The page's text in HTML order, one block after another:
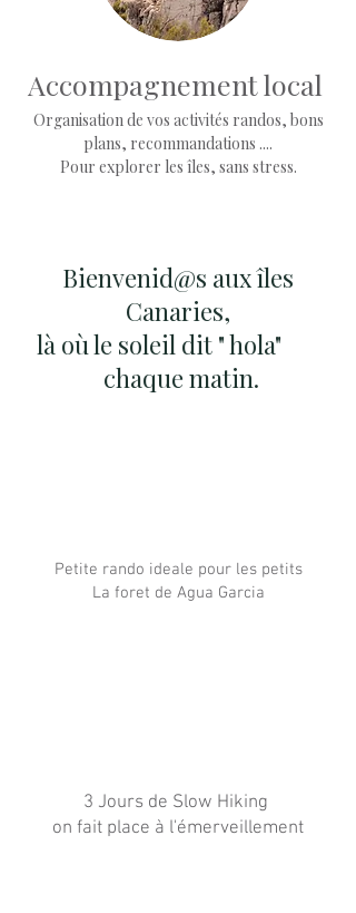
Accompagnement local
Organisation de vos activités randos, bons
plans, recommandations ....
Pour explorer les îles, sans stress.
Bienvenid@s aux îles
Canaries,
là où le soleil dit " hola"
chaque matin.
Petite rando ideale pour les petits
La foret de Agua Garcia
3 Jours de Slow Hiking
on fait place à l'émerveillement